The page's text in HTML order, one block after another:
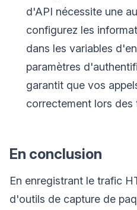
d'API nécessite une
configurez les
dans les variables
paramètres
garantit que vos
correctement lors des
En conclusion
En enregistrant le trafic
d'outils de capture de